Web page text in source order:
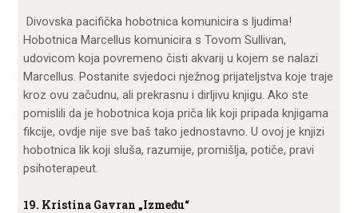
Divovska pacifička hobotnica komunicira s ljudima!
Hobotnica Marcellus komunicira s Tovom Sullivan,
udovicom koja povremeno čisti akvarij u kojem se nalazi
Marcellus. Postanite svjedoci nježnog prijateljstva koje traje
kroz ovu začudnu, ali prekrasnu i dirljivu knjigu. Ako ste
pomislili da je hobotnica koja priča lik koji pripada knjigama
fikcije, ovdje nije sve baš tako jednostavno. U ovoj je knjizi
hobotnica lik koji sluša, razumije, promišlja, potiče, pravi
psihoterapeut.
19. Kristina Gavran „Između“